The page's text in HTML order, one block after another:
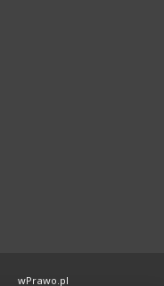
wPrawo.pl